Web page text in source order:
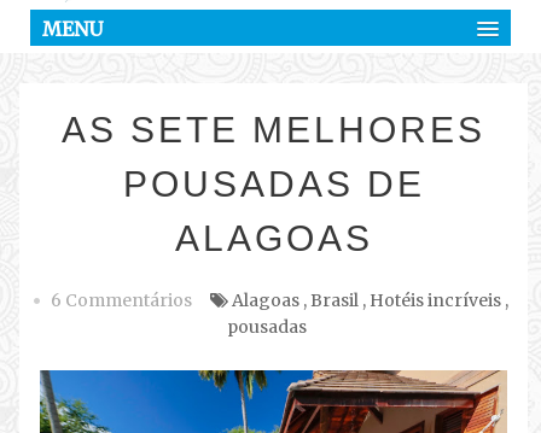
MENU
AS SETE MELHORES
POUSADAS DE
ALAGOAS
6 Commentários Alagoas, Brasil, Hotéis incríveis,
pousadas